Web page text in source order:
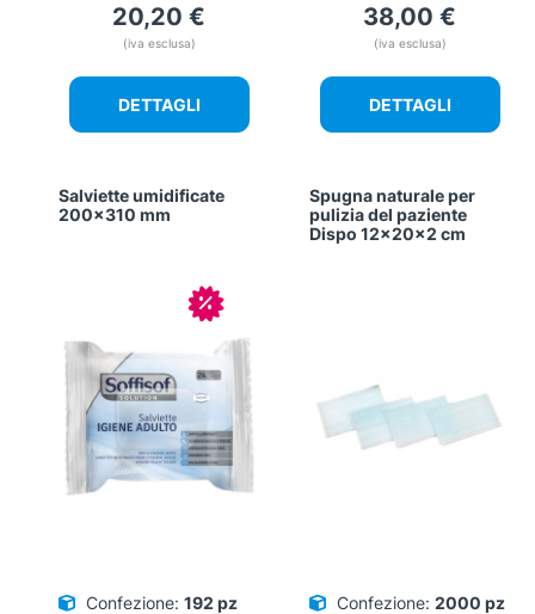
20,20 €
(iva esclusa)
DETTAGLI
38,00 €
(iva esclusa)
DETTAGLI
Salviette umidificate
200×310 mm
In offerta!
Confezione: 192 pz
Spugna naturale per
pulizia del paziente
Dispo 12x20x2 cm
Confezione: 2000 pz